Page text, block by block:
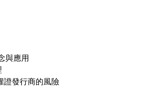
與應用
證發行商的風險